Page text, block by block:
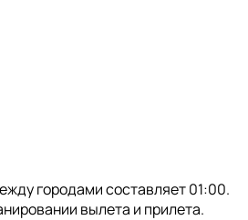
городами составляет 01:00.
вылета и прилета.